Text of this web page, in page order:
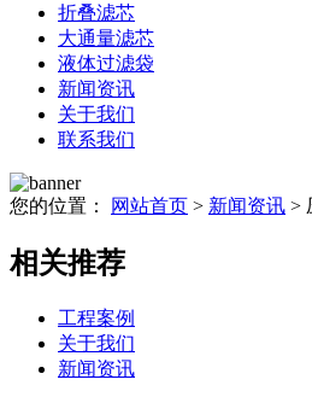
折叠滤芯
大通量滤芯
液体过滤袋
新闻资讯
关于我们
联系我们
您的位置： 网站首页 > 新闻资讯 >
相关推荐
工程案例
关于我们
新闻资讯